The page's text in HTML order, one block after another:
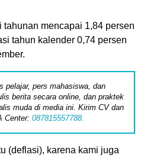
mencapai 1,84 persen
tahun kalender 0,74 persen
pelajar, pers mahasiswa, dan
berita secara online, dan praktek
muda di media ini. Kirim CV dan
Center: 087815557788.
(deflasi), karena kami juga